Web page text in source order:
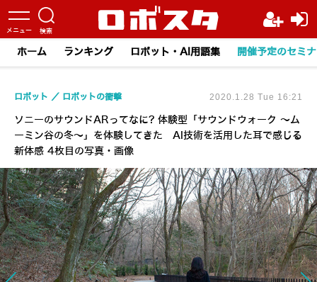
ホーム ランキング ロボット・AI用語集 開催予定のセミ
ソニーのサウンドARってなに? 体験型「サウンドウォーク ～ム
ーミン谷の冬～」を体験してきた AI技術を活用した耳で感じる
新体感 4枚目の写真・画像
ロボット ロボットの衝撃 2020.1.28 Tue 16:21